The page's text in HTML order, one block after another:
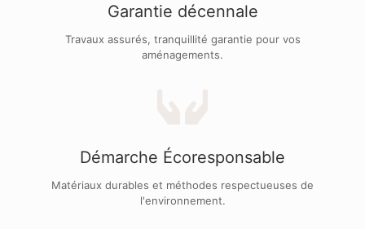
Garantie décennale
Travaux assurés, tranquillité garantie pour vos
aménagements.
Démarche Écoresponsable
Matériaux durables et méthodes respectueuses de
l'environnement.